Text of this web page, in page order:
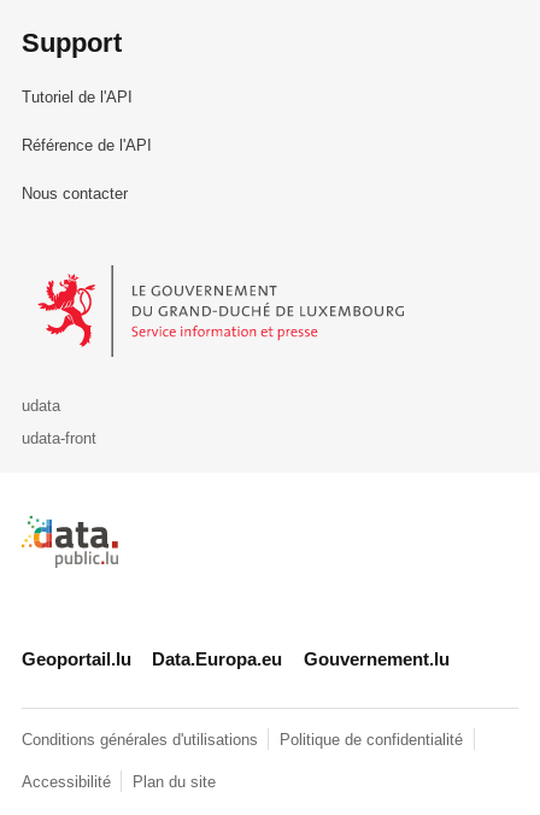
Support
Tutoriel de l'API
Référence de l'API
Nous contacter
Le Gouvernement du Grand-Duché de Luxembourg - Service
udata
udata-front
Retour à l'accueil de data.public.lu
Geoportail.lu Data.Europa.eu Gouvernement.lu
Conditions générales d'utilisations Politique de confidentialité
Accessibilité Plan du site